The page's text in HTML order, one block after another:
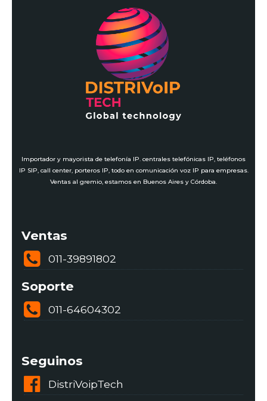
Importador y mayorista de telefonía IP. centrales telefónicas IP, teléfonos
IP SIP, call center, porteros IP, todo en comunicación voz IP para empresas.
Ventas al gremio, estamos en Buenos Aires y Córdoba.
Ventas
011-39891802
Soporte
011-64604302
Seguinos
DistriVoipTech